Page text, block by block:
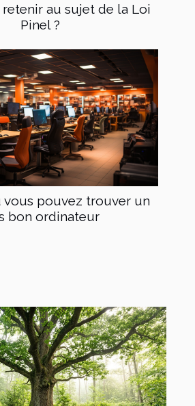
au sujet de la Loi
Pinel ?
vous pouvez trouver un
bon ordinateur